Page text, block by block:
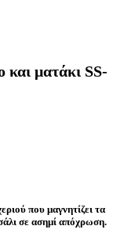
και ματάκι SS-
που μαγνητίζει τα
σε ασημί απόχρωση.